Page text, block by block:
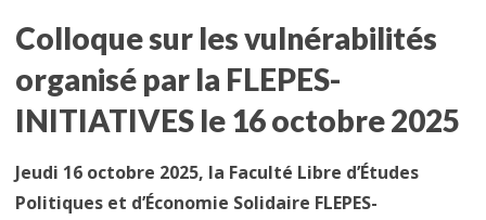
Colloque sur les vulnérabilités
organisé par la FLEPES-
INITIATIVES le 16 octobre 2025
Jeudi 16 octobre 2025, la Faculté Libre d’Études
Politiques et d’Économie Solidaire FLEPES-